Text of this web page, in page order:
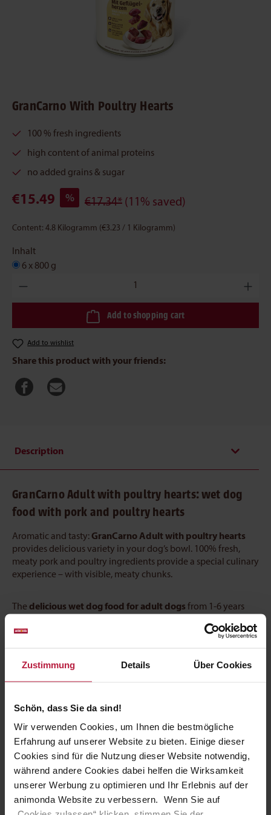
Zustimmung Details Über Cookies
Schön, dass Sie da sind!
Wir verwenden Cookies, um Ihnen die bestmögliche
Erfahrung auf unserer Website zu bieten. Einige dieser
Cookies sind für die Nutzung dieser Website notwendig,
während andere Cookies dabei helfen die Wirksamkeit
unserer Werbung zu optimieren und Ihr Erlebnis auf der
animonda Website zu verbessern. Wenn Sie auf
GranCarno With Poultry Hearts
100 % fresh ingredients
high content of animal proteins
no added grains & sugar
€15.49 % €17.34* (11% saved)
Content: 4.8 Kilogramm (€3.23 / 1 Kilogramm)
Inhalt
6 x 800 g
Product Quantity: Enter the desired amount or use the buttons
Add to shopping cart
Add to wishlist
Share this product with your friends:
Description
GranCarno Adult with poultry hearts: wet dog
food with pork and poultry hearts
Aromatic and tasty: GranCarno Adult with poultry hearts
provides delicious variety in your dog’s bowl. 100% fresh,
meaty pork and poultry ingredients provide a special culinary
experience – with visible, meaty chunks.
The delicious wet dog food for adult dogs from 1-6 years
need. GranCarno Adult with poultry hearts is made in
Feeding recommendation
When calculating the ideal amount of food for dogs, the
taken into account.
The following recommended amounts can be used as a
general guideline:
If the dog weighs 2 kg, it can be given 180 g of food a